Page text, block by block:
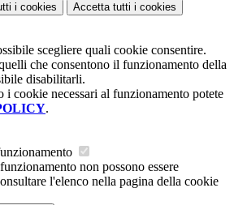
i cookies Accetta tutti i cookies
scegliere quali cookie consentire.
che consentono il funzionamento della
disabilitarli.
i cookie necessari al funzionamento potete
.
non possono essere
l'elenco nella pagina della cookie